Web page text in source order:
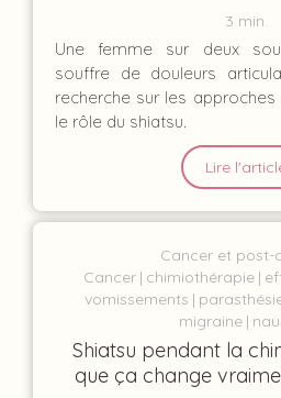
3 min.
Une femme sur deux
souffre de douleurs
recherche sur les
le rôle du shiatsu.
Lire
Cancer et post-
Cancer chimiothérapie
vomissements
migraine
Shiatsu pendant la
que ça change